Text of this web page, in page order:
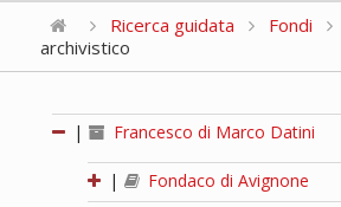
Ricerca guidata Fondi
archivistico
| Francesco di Marco Datini
|
Fondaco di Avignone